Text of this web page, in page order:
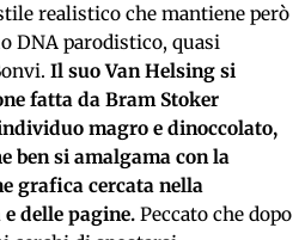
realistico che mantiene però
DNA parodistico, quasi
Il suo Van Helsing si
fatta da Bram Stoker
magro e dinoccolato,
ben si amalgama con la
grafica cercata nella
delle pagine. Peccato che dopo